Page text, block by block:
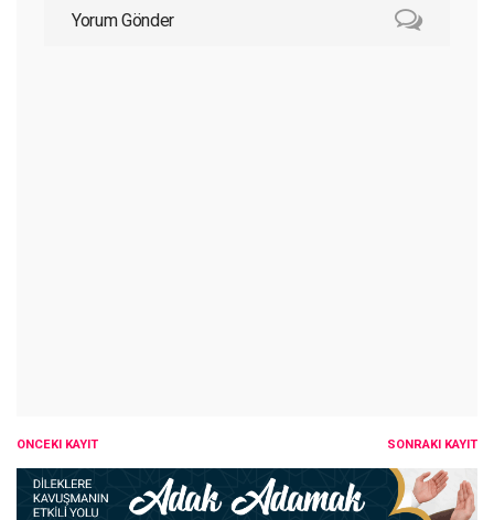
Yorum Gönder
SONRAKI KAYIT
ÖNCEKI KAYIT